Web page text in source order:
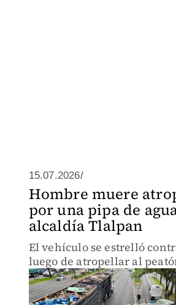
15.07.2026/
Hombre muere
por una pipa de
alcaldía Tlalpan
El vehículo se estrelló
luego de atropellar al